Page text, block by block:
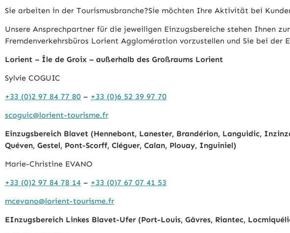
Sie arbeiten in der Tourismusbranche?Sie möchten Ihre Aktivität bei
Unsere Ansprechpartner für die jeweiligen Einzugsbereiche stehen Ihnen
Fremdenverkehrsbüros Lorient Agglomération vorzustellen und Sie bei
Lorient – Île de Groix – außerhalb des Großraums Lorient
Sylvie COGUIC
+33 (0)2 97 84 77 80 – +33 (0)6 52 39 97 70
scoguic@lorient-tourisme.fr
Einzugsbereich Blavet (Hennebont, Lanester, Brandérion, Languidic,
Quéven, Gestel, Pont-Scorff, Cléguer, Calan, Plouay, Inguiniel)
Marie-Christine EVANO
+33 (0)2 97 84 78 14 – +33 (0)7 67 07 41 53
mcevano@lorient-tourisme.fr
EInzugsbereich Linkes Blavet-Ufer (Port-Louis, Gâvres, Riantec,